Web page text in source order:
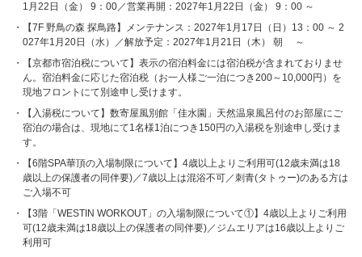
1月22日（金） 9：00／営業再開：2027年1月22日（金） 9：00 ～
【7F 野鳥の森 探鳥路】メンテナンス：2027年1月17日（日）13：00 ～ 2
027年1月20日（水）／解放予定：2027年1月21日（木） 朝 ～
【京都市宿泊税について】表示の宿泊料金には宿泊税が含まれておりませ
ん。宿泊料金に応じた宿泊税（お一人様ご一泊につき200～10,000円）を
現地フロントにて別途申し受けます。
【入湯税について】数寄屋風別館「佳水園」天然温泉風呂付のお部屋にご
宿泊の場合は、現地にて1名様1泊につき150円の入湯税を別途申し受けま
す。
【6階SPA華頂の入場制限について】4歳以上よりご利用可(12歳未満は18
歳以上の保護者の同伴要)／7歳以上は混浴不可／刺青(タトゥー)のある方は
ご入場不可
【3階「WESTIN WORKOUT」の入場制限について①】4歳以上よりご利用
可(12歳未満は18歳以上の保護者の同伴要)／ジムエリアは16歳以上よりご
利用可